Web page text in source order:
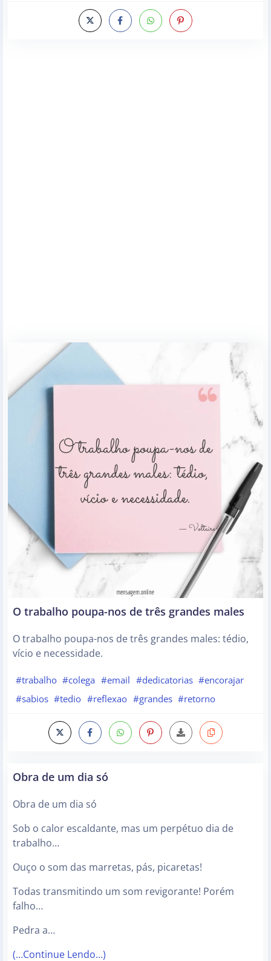
O trabalho poupa-nos de três grandes males
O trabalho poupa-nos de três grandes males: tédio,
vício e necessidade.
#trabalho #colega #email #dedicatorias #encorajar
#sabios #tedio #reflexao #grandes #retorno
Obra de um dia só
Obra de um dia só
Sob o calor escaldante, mas um perpétuo dia de
trabalho…
Ouço o som das marretas, pás, picaretas!
Todas transmitindo um som revigorante! Porém
falho…
Pedra a…
(…Continue Lendo…)